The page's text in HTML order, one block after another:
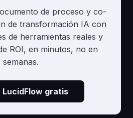
de proceso y co-
de transformación IA con
de herramientas reales y
ROI, en minutos, no en
semanas.
LucidFlow gratis